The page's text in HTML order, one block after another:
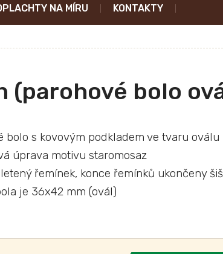
NA MÍRU KONTAKTY
bolo s kovovým podkladem ve tvaru oválu
úprava motivu staromosaz
řemínek, konce řemínků ukončeny
je 36x42 mm (ovál)
(parohové bolo